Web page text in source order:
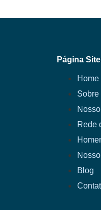
Página
Home
Sobre
Rede
Blog